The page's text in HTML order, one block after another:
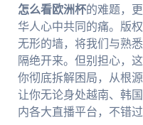
怎么看欧洲杯的难题，
华人心中共同的痛。版
无形的墙，将我们与熟
隔绝开来。但别担心，
你彻底拆解困局，从根
让你无论身处越南、韩
内各大直播平台，不错